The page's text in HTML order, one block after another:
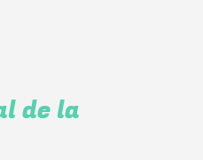
de la